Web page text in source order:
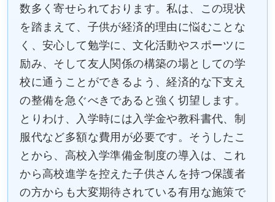
数多く寄せられております。私は、この現状
を踏まえて、子供が経済的理由に悩むことな
く、安心して勉学に、文化活動やスポーツに
励み、そして友人関係の構築の場としての学
校に通うことができるよう、経済的な下支え
の整備を急ぐべきであると強く切望します。
とりわけ、入学時には入学金や教科書代、制
服代など多額な費用が必要です。そうしたこ
とから、高校入学準備金制度の導入は、これ
から高校進学を控えた子供さんを持つ保護者
の方からも大変期待されている有用な施策で